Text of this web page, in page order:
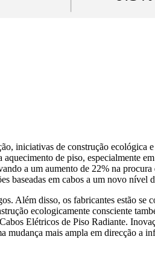
iniciativas de construção ecológica
de piso, especialmente
a um aumento de 22% na procura
baseadas em cabos a um novo nível
Além disso, os fabricantes estão se
ecologicamente consciente
Elétricos de Piso Radiante.
mudança mais ampla em direcção a